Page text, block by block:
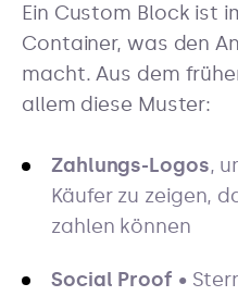
Ein Custom Block ist
Container, was den
macht. Aus dem
allem diese Muster:
Zahlungs-Logos,
Käufer zu zeigen,
zahlen können
Social Proof •